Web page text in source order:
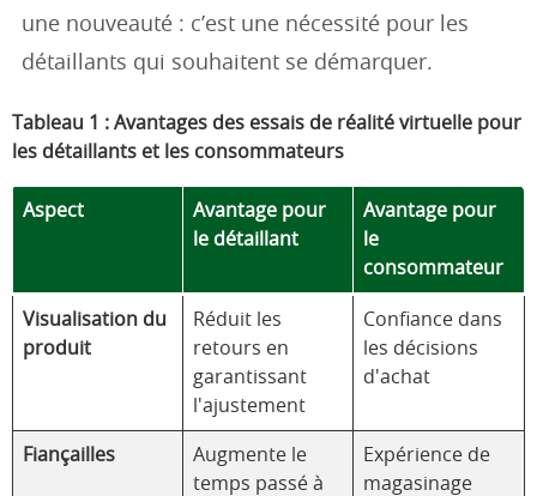
une nouveauté : c’est une nécessité pour les
détaillants qui souhaitent se démarquer.
Tableau 1 : Avantages des essais de réalité virtuelle pour
les détaillants et les consommateurs
Aspect
Avantage pour
le détaillant
Avantage pour
le
consommateur
Visualisation du
produit
Réduit les
retours en
garantissant
l'ajustement
Confiance dans
les décisions
d'achat
Fiançailles
Augmente le
temps passé à
Expérience de
magasinage